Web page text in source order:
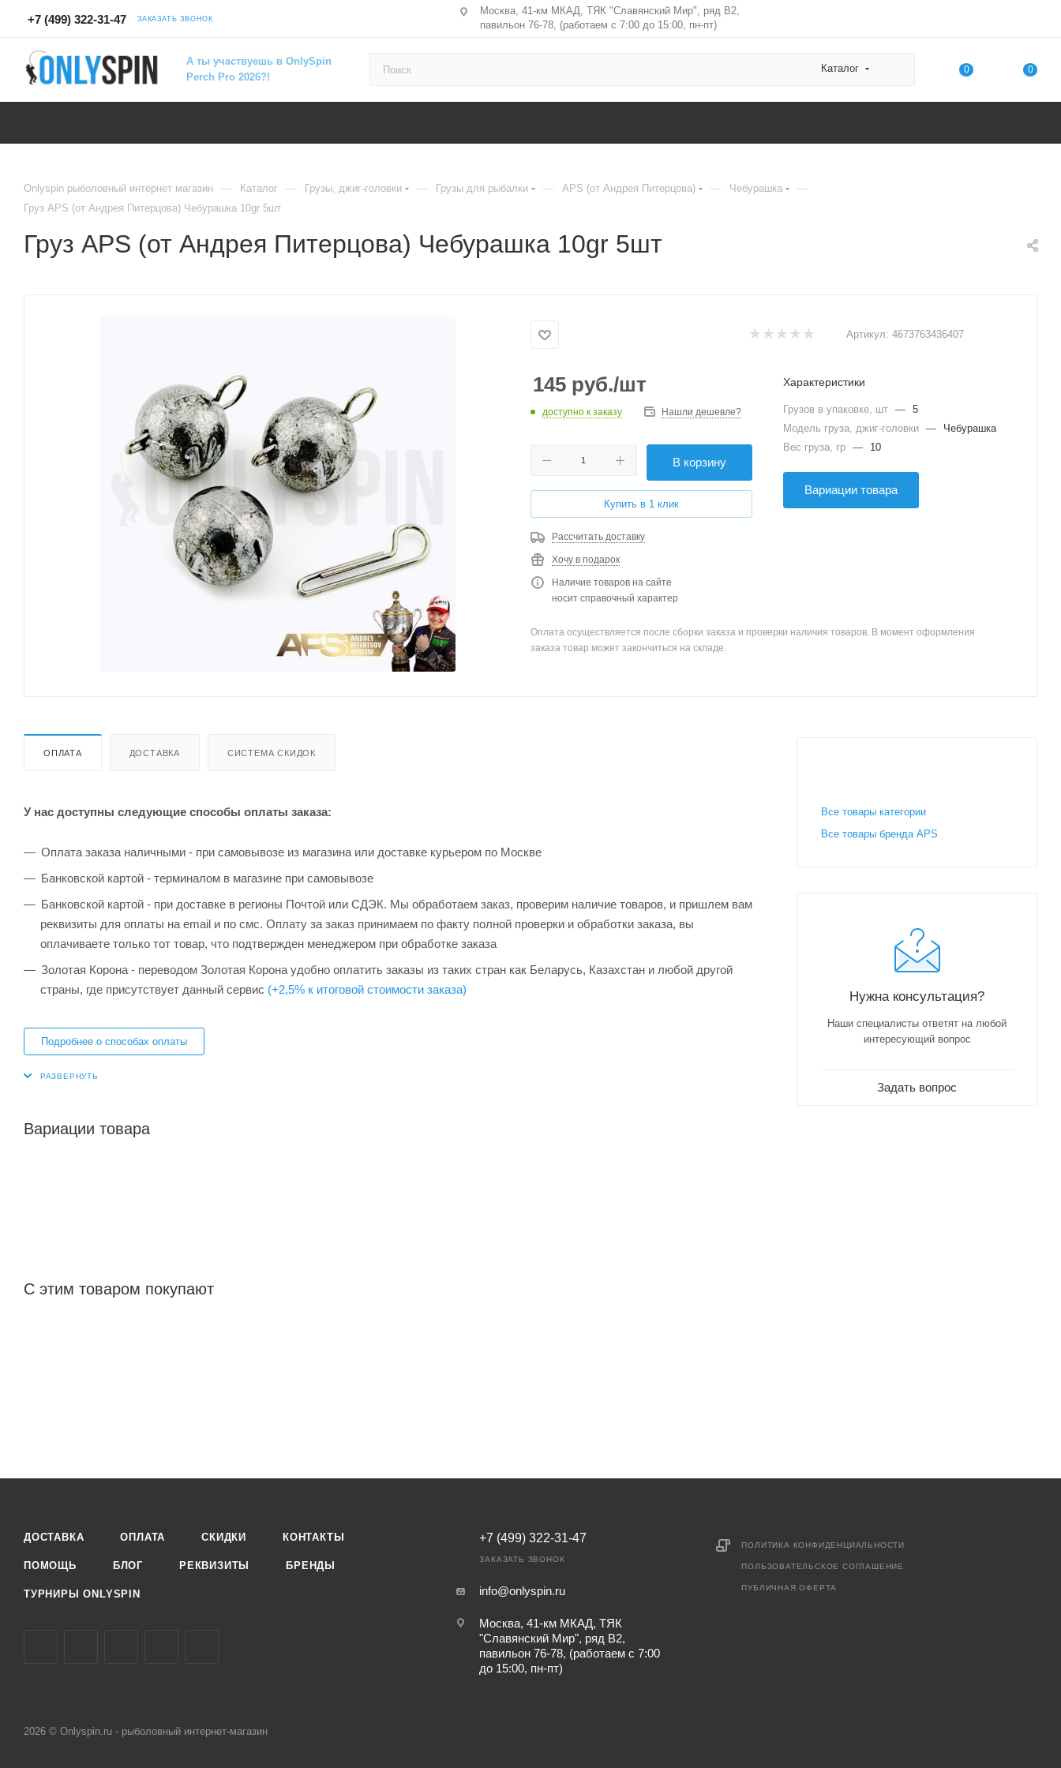
+7 (499) 322-31-47 ЗАКАЗАТЬ ЗВОНОК
Москва, 41-км МКАД, ТЯК "Славянский Мир", ряд В2,
павильон 76-78, (работаем с 7:00 до 15:00, пн-пт)
А ты участвуешь в OnlySpin
Perch Pro 2026?!
Каталог 0 0
Onlyspin рыболовный интернет магазин — Каталог — Грузы, джиг-головки — Грузы для рыбалки — APS (от Андрея Питерцова) — Чебурашка —
Груз APS (от Андрея Питерцова) Чебурашка 10gr 5шт
Груз APS (от Андрея Питерцова) Чебурашка 10gr 5шт
Артикул: 4673763436407
145 руб./шт
доступно к заказу Нашли дешевле?
В корзину
Купить в 1 клик
Рассчитать доставку
Хочу в подарок
Наличие товаров на сайте
носит справочный характер
Характеристики
Грузов в упаковке, шт — 5
Модель груза, джиг-головки —
Чебурашка
Вес груза, гр — 10
Вариации товара
Оплата осуществляется после сборки заказа и проверки наличия товаров. В момент оформления
заказа товар может закончиться на складе.
ОПЛАТА ДОСТАВКА СИСТЕМА СКИДОК
У нас доступны следующие способы оплаты заказа:
Оплата заказа наличными - при самовывозе из магазина или доставке курьером по Москве
Банковской картой - терминалом в магазине при самовывозе
Банковской картой - при доставке в регионы Почтой или СДЭК. Мы обработаем заказ, проверим наличие товаров, и пришлем вам
реквизиты для оплаты на email и по смс. Оплату за заказ принимаем по факту полной проверки и обработки заказа, вы
оплачиваете только тот товар, что подтвержден менеджером при обработке заказа
Золотая Корона - переводом Золотая Корона удобно оплатить заказы из таких стран как Беларусь, Казахстан и любой другой
страны, где присутствует данный сервис (+2,5% к итоговой стоимости заказа)
Подробнее о способах оплаты
Вариации товара
С этим товаром покупают
Все товары категории
Все товары бренда APS
Нужна консультация?
Наши специалисты ответят на любой
интересующий вопрос
Задать вопрос
ДОСТАВКА ОПЛАТА СКИДКИ КОНТАКТЫ
ПОМОЩЬ БЛОГ РЕКВИЗИТЫ БРЕНДЫ
ТУРНИРЫ ONLYSPIN
+7 (499) 322-31-47
ЗАКАЗАТЬ ЗВОНОК
info@onlyspin.ru
Москва, 41-км МКАД, ТЯК
"Славянский Мир", ряд В2,
павильон 76-78, (работаем с 7:00
до 15:00, пн-пт)
ПОЛИТИКА КОНФИДЕНЦИАЛЬНОСТИ
ПОЛЬЗОВАТЕЛЬСКОЕ СОГЛАШЕНИЕ
ПУБЛИЧНАЯ ОФЕРТА
2026 © Onlyspin.ru - рыболовный интернет-магазин